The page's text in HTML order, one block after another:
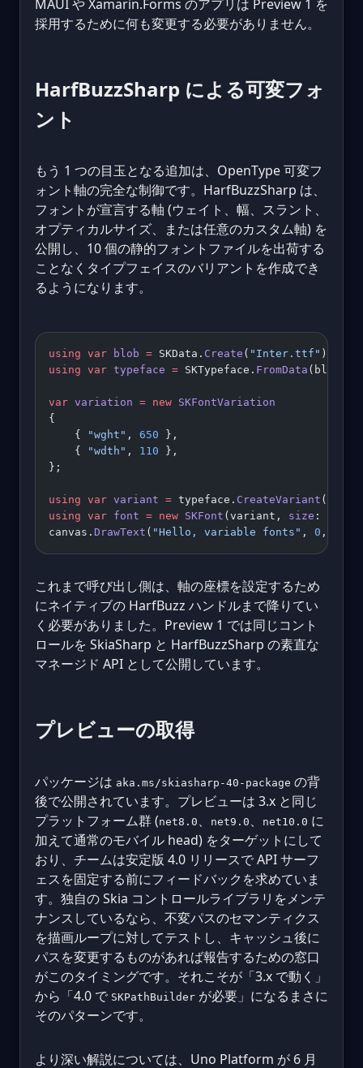
MAUI や Xamarin.Forms のアプリは Preview 1 を
採用するために何も変更する必要がありません。
HarfBuzzSharp による可変フォ
ント
もう 1 つの目玉となる追加は、OpenType 可変フ
ォント軸の完全な制御です。HarfBuzzSharp は、
フォントが宣言する軸 (ウェイト、幅、スラント、
オプティカルサイズ、または任意のカスタム軸) を
公開し、10 個の静的フォントファイルを出荷する
ことなくタイプフェイスのバリアントを作成でき
るようになります。
using var blob = SKData. Create ( "Inter.ttf" );
using var typeface = SKTypeface. FromData (blob);
var variation = new SKFontVariation
{
    {
"wght" , 650 },
    {
"wdth" , 110 },
};
using var variant = typeface. CreateVariant
using var font = new SKFont (variant, size :
canvas. DrawText ( "Hello, variable fonts" , 0 ,
これまで呼び出し側は、軸の座標を設定するため
にネイティブの HarfBuzz ハンドルまで降りてい
く必要がありました。Preview 1 では同じコント
ロールを SkiaSharp と HarfBuzzSharp の素直な
マネージド API として公開しています。
プレビューの取得
パッケージは aka.ms/skiasharp-40-package の背
後で公開されています。プレビューは 3.x と同じ
プラットフォーム群 (net8.0 、 net9.0 、 net10.0 に
加えて通常のモバイル head) をターゲットにして
おり、チームは安定版 4.0 リリースで API サーフ
ェスを固定する前にフィードバックを求めていま
す。独自の Skia コントロールライブラリをメンテ
ナンスしているなら、不変パスのセマンティクス
を描画ループに対してテストし、キャッシュ後に
パスを変更するものがあれば報告するための窓口
がこのタイミングです。それこそが「3.x で動く」
から「4.0 で SKPathBuilder が必要」になるまさに
そのパターンです。
より深い解説については、Uno Platform が 6 月